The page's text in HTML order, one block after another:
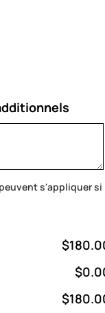
s'appliquer si